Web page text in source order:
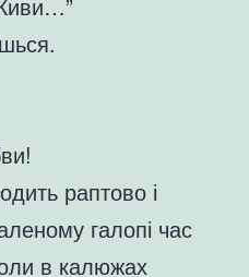
раптово і
галопі час
в калюжах